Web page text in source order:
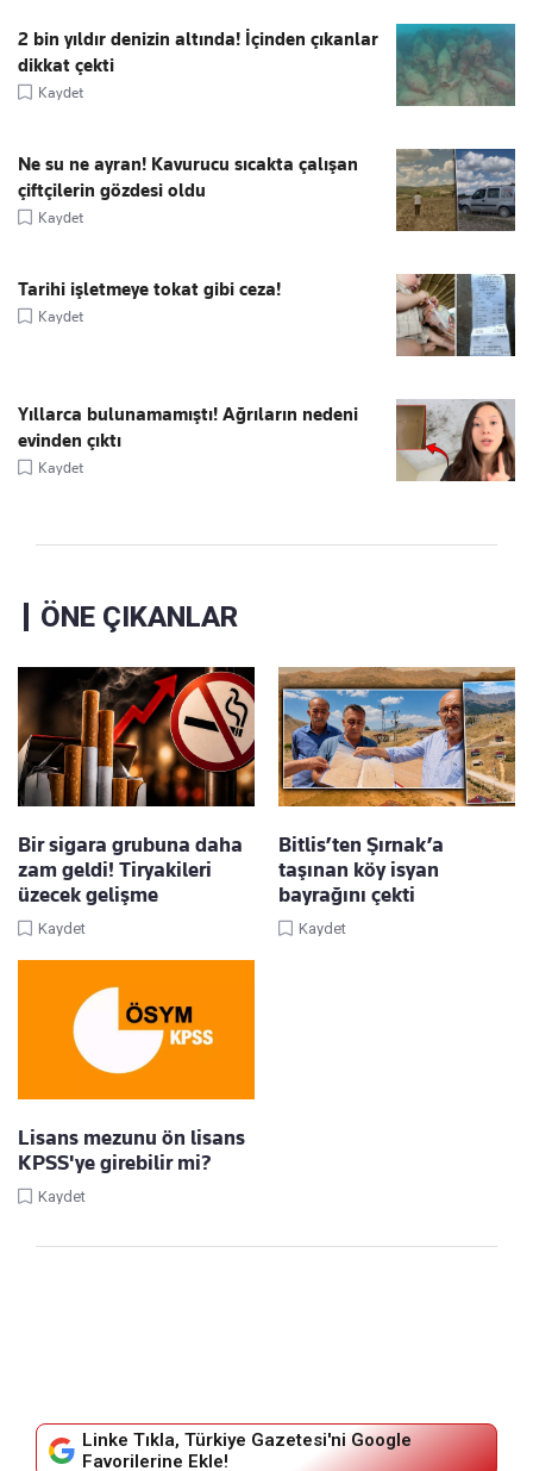
2 bin yıldır denizin altında! İçinden çıkanlar
dikkat çekti
Kaydet
Ne su ne ayran! Kavurucu sıcakta çalışan
çiftçilerin gözdesi oldu
Kaydet
Tarihi işletmeye tokat gibi ceza!
Kaydet
Yıllarca bulunamamıştı! Ağrıların nedeni
evinden çıktı
Kaydet
ÖNE ÇIKANLAR
Bir sigara grubuna daha
zam geldi! Tiryakileri
üzecek gelişme
Kaydet
Bitlis’ten Şırnak’a
taşınan köy isyan
bayrağını çekti
Kaydet
Lisans mezunu ön lisans
KPSS'ye girebilir mi?
Kaydet
Linke Tıkla, Türkiye Gazetesi'ni Google
Favorilerine Ekle!